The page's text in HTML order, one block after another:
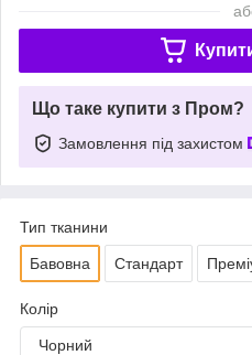
Що таке купити з Пром?
Замовлення під захистом
Тип тканини
Бавовна Стандарт
Колір
Чорний